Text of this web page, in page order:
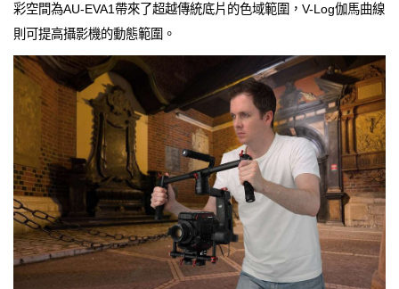
彩空間為AU-EVA1帶來了超越傳統底片的色域範圍，V-Log伽馬曲線
則可提高攝影機的動態範圍。